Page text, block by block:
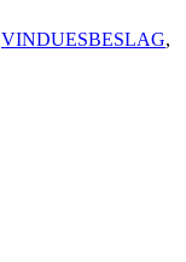
VINDUESBESLAG,